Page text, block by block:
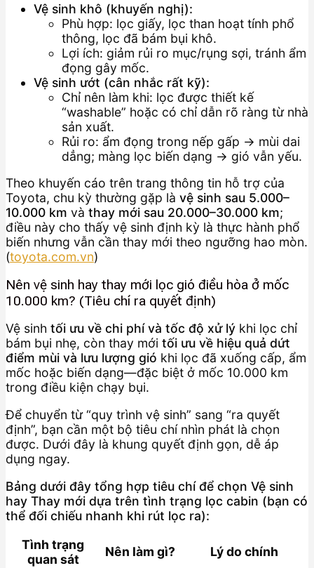
Vệ sinh khô (khuyến nghị):
Phù hợp: lọc giấy, lọc than hoạt tính phổ
thông, lọc đã bám bụi khô.
Lợi ích: giảm rủi ro mục/rụng sợi, tránh ẩm
đọng gây mốc.
Vệ sinh ướt (cân nhắc rất kỹ):
Chỉ nên làm khi: lọc được thiết kế
“washable” hoặc có chỉ dẫn rõ ràng từ nhà
sản xuất.
Rủi ro: ẩm đọng trong nếp gấp → mùi dai
dẳng; màng lọc biến dạng → gió vẫn yếu.
Theo khuyến cáo trên trang thông tin hỗ trợ của
Toyota, chu kỳ thường gặp là vệ sinh sau 5.000–
10.000 km và thay mới sau 20.000–30.000 km;
điều này cho thấy vệ sinh định kỳ là thực hành phổ
biến nhưng vẫn cần thay mới theo ngưỡng hao mòn.
(toyota.com.vn)
Nên vệ sinh hay thay mới lọc gió điều hòa ở mốc
10.000 km? (Tiêu chí ra quyết định)
Vệ sinh tối ưu về chi phí và tốc độ xử lý khi lọc chỉ
bám bụi nhẹ, còn thay mới tối ưu về hiệu quả dứt
điểm mùi và lưu lượng gió khi lọc đã xuống cấp, ẩm
mốc hoặc biến dạng—đặc biệt ở mốc 10.000 km
trong điều kiện chạy bụi.
Để chuyển từ “quy trình vệ sinh” sang “ra quyết
định”, bạn cần một bộ tiêu chí nhìn phát là chọn
được. Dưới đây là khung quyết định gọn, dễ áp
dụng ngay.
Bảng dưới đây tổng hợp tiêu chí để chọn Vệ sinh
hay Thay mới dựa trên tình trạng lọc cabin (bạn có
thể đối chiếu nhanh khi rút lọc ra):
Tình trạng
quan sát
Nên làm gì?
Lý do chính